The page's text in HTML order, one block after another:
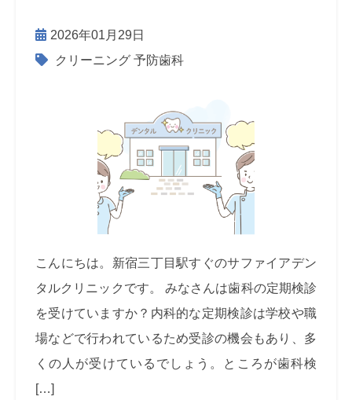
2026年01月29日
クリーニング 予防歯科
こんにちは。新宿三丁目駅すぐのサファイアデン
タルクリニックです。 みなさんは歯科の定期検診
を受けていますか？内科的な定期検診は学校や職
場などで行われているため受診の機会もあり、多
くの人が受けているでしょう。ところが歯科検
[…]